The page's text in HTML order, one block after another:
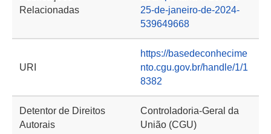
Relacionadas
25-de-janeiro-de-2024-
539649668
URI
https://basedeconhecime
nto.cgu.gov.br/handle/1/1
8382
Detentor de Direitos
Autorais
Controladoria-Geral da
União (CGU)